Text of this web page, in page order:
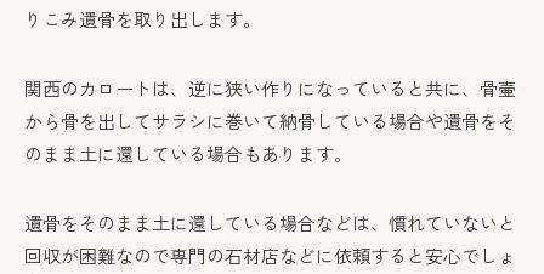
りこみ遺骨を取り出します。
関西のカロートは、逆に狭い作りになっていると共に、骨壷
から骨を出してサラシに巻いて納骨している場合や遺骨をそ
のまま土に還している場合もあります。
遺骨をそのまま土に還している場合などは、慣れていないと
回収が困難なので専門の石材店などに依頼すると安心でしょ